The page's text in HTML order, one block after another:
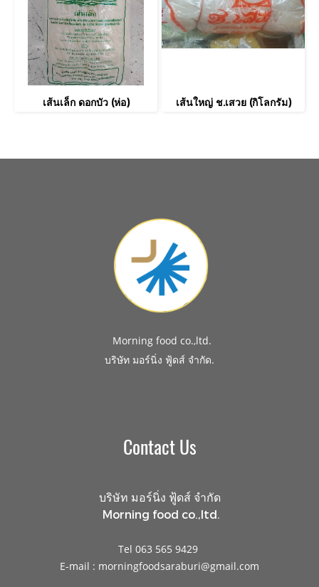
เส้นเล็ก ดอกบัว (ห่อ) เส้นใหญ่ ช.เสวย (กิโลกรัม)
Morning food co.,ltd.
บริษัท มอร์นิ่ง ฟู้ดส์ จำกัด.
Contact Us
บริษัท มอร์นิ่ง ฟู้ดส์ จำกัด
Morning food co.,ltd.
Tel 063 565 9429
E-mail : morningfoodsaraburi@gmail.com